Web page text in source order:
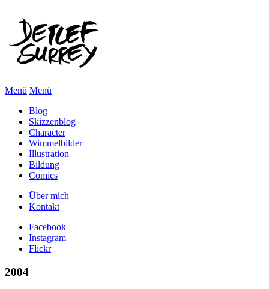
Menü Menü
Blog
Skizzenblog
Character
Wimmelbilder
Illustration
Bildung
Comics
Über mich
Kontakt
Facebook
Instagram
Flickr
2004